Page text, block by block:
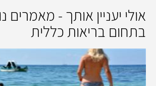
אולי יעניין אותך - מאמרים
בתחום בריאות כללית